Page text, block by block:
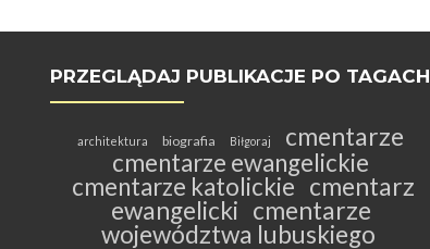
PRZEGLĄDAJ PUBLIKACJE PO TAGACH
architektura biografia Biłgoraj
cmentarze
cmentarze ewangelickie
cmentarze katolickie cmentarz
ewangelicki cmentarze
województwa lubuskiego